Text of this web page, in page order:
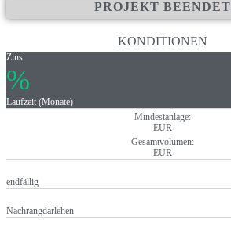
PROJEKT BEENDET
KONDITIONEN
Zins
%
Laufzeit (Monate)
Mindestanlage:
EUR
Gesamtvolumen:
EUR
endfällig
Nachrangdarlehen